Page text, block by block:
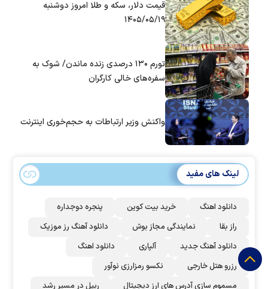
قیمت دلار، سکه و طلا امروز دوشنبه
۱۴۰۵/۰۵/۱۹
تورم ۱۳۰ درصدی زنده ماندن/ شوک به
سفره‌های خالی کارگران
واکنش وزیر ارتباطات به حجم‌خوری اینترنت
لینک های مفید
دانلود اهنگ خرید بیت کوین
پنجره دوجداره
راز بقا
نمایندگی مجاز بوش
دانلود آهنگ رز‌ موزیک
دانلود آهنگ جدید
آلپاری
دانلود اهنگ
رزرو هتل خارجی
نکسو رمزارزی نوآور
مسموم سازی آدرس های ارز دیجیتال
ریپل در مسیر رشد